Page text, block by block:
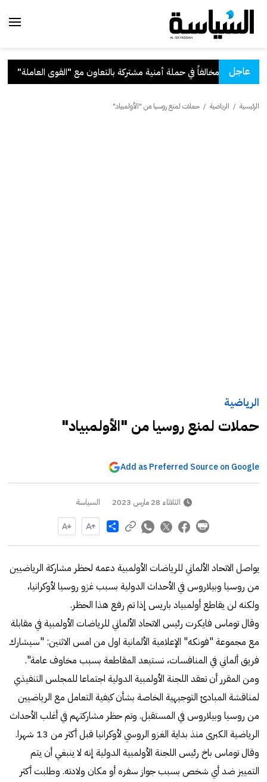
عاجلمع "القوى العاملة"
الرئيسية / الرياضية / حملات لمنع روسيا من "الأولمبياد"
الرياضية
حملات لمنع روسيا من "الأولمبياد"
Add as Preferred Source on Google
الثلاثاء 28 مارس 2023 السياسة
Share
يواصل الاتحاد الألماني للرياضات الأولمبية دعمه لحظر مشاركة الرياضيين
من روسيا وبيلاروس في الأحداث الدولية بسبب غزو روسيا لأوكرانيا،
ولكنه لن يقاطع أولمبياد باريس إذا تم رفع هذا الحظر.
وقال توماس فايكرت رئيس الاتحاد الألماني للرياضات الأولمبية في مقابلة
مع مجموعة "فونكه" الإعلامية الألمانية اول من امس الاثنين: "سيشارك
فريق ألماني في المنافسات، نستبعد المقاطعة بسبب مخاوف عامة".
ومن المقرر أن تعقد اللجنة الأولمبية الدولية اجتماعا للمجلس التنفيذي
لمناقشة المبادئ التوجيهية الخاصة بشأن كيفية التعامل مع الرياضيين
من روسيا وبيلاروس في المستقبل. وتم حظر مشاركتهم في أغلب الأحداث
الرياضية الكبرى منذ بداية الغزو الروسي لأوكرانيا قبل أكثر من 13 شهرا.
وقال توماس باخ رئيس اللجنة الأولمبية الدولية إنه لا ينبغي أن يتم
التمييز ضد أي شخص بسبب جواز سفره أو مكان ولادته. وطلبت أكثر